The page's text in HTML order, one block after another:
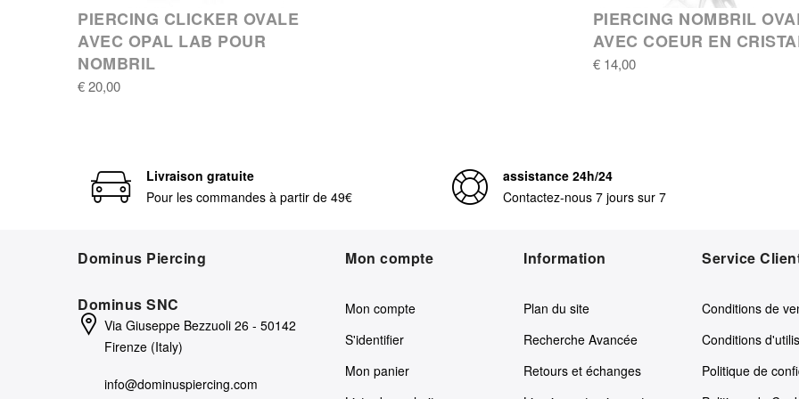
PIERCING CLICKER OVALE
AVEC OPAL LAB POUR
NOMBRIL
€ 20,00
PIERCING NOMBRIL
AVEC COEUR EN
€ 14,00
Livraison gratuite
Pour les commandes à partir de 49€
assistance 24h/24
Contactez-nous 7 jours sur 7
Dominus Piercing
Dominus SNC
Via Giuseppe Bezzuoli 26 - 50142
Firenze (Italy)
info@dominuspiercing.com
Mon compte
Mon compte
S'identifier
Mon panier
Information
Plan du site
Recherche Avancée
Retours et échanges
Service
Conditions de
Conditions
Politique de